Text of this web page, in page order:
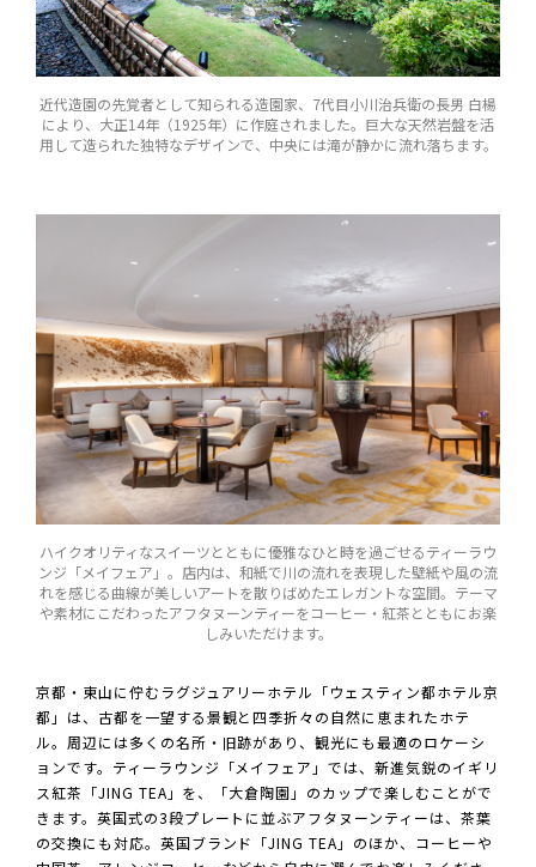
近代造園の先覚者として知られる造園家、7代目小川治兵衛の長男 白楊
により、大正14年（1925年）に作庭されました。巨大な天然岩盤を活
用して造られた独特なデザインで、中央には滝が静かに流れ落ちます。
ハイクオリティなスイーツとともに優雅なひと時を過ごせるティーラウ
ンジ「メイフェア」。店内は、和紙で川の流れを表現した壁紙や風の流
れを感じる曲線が美しいアートを散りばめたエレガントな空間。テーマ
や素材にこだわったアフタヌーンティーをコーヒー・紅茶とともにお楽
しみいただけます。
京都・東山に佇むラグジュアリーホテル「ウェスティン都ホテル京
都」は、古都を一望する景観と四季折々の自然に恵まれたホテ
ル。周辺には多くの名所・旧跡があり、観光にも最適のロケーシ
ョンです。ティーラウンジ「メイフェア」では、新進気鋭のイギリ
ス紅茶「JING TEA」を、「大倉陶園」のカップで楽しむことがで
きます。英国式の3段プレートに並ぶアフタヌーンティーは、茶葉
の交換にも対応。英国ブランド「JING TEA」のほか、コーヒーや